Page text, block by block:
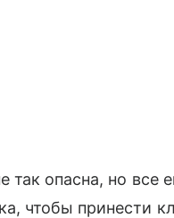
так опасна, но все
чтобы принести